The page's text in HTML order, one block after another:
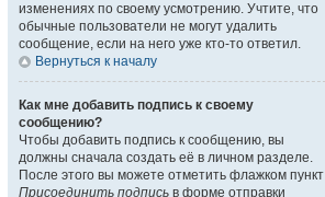
изменениях по своему усмотрению. Учтите, что
обычные пользователи не могут удалить
сообщение, если на него уже кто-то ответил.
Вернуться к началу
Как мне добавить подпись к своему
сообщению?
Чтобы добавить подпись к сообщению, вы
должны сначала создать её в личном разделе.
После этого вы можете отметить флажком пункт
Присоединить подпись в форме отправки